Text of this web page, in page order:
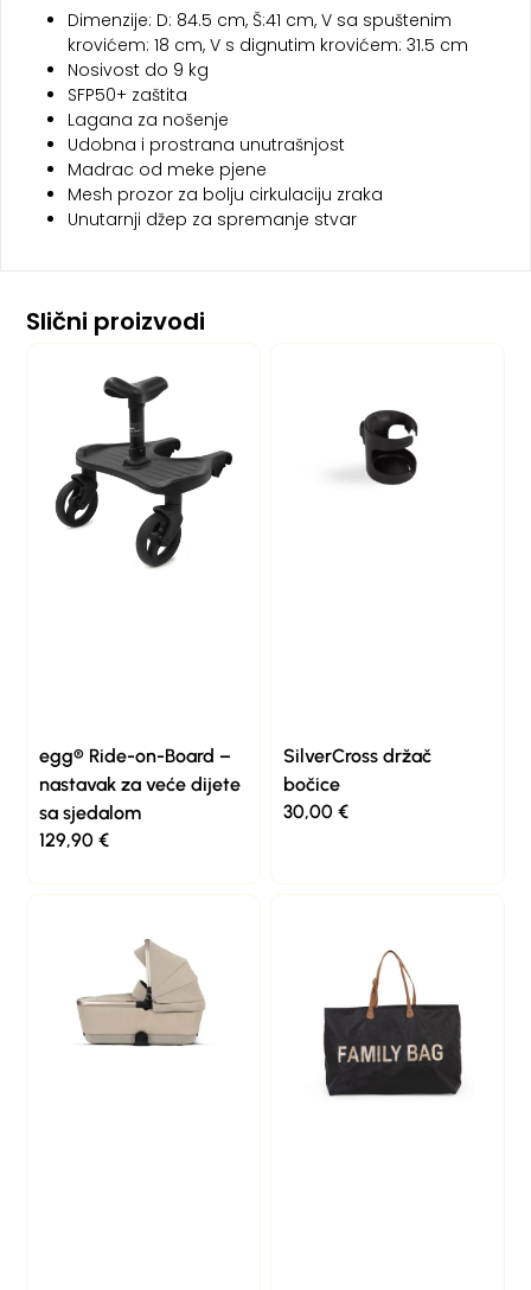
Dimenzije: D: 84.5 cm, Š:41 cm, V sa spuštenim
krovićem: 18 cm, V s dignutim krovićem: 31.5 cm
Nosivost do 9 kg
SFP50+ zaštita
Lagana za nošenje
Udobna i prostrana unutrašnjost
Madrac od meke pjene
Mesh prozor za bolju cirkulaciju zraka
Unutarnji džep za spremanje stvar
Slični proizvodi
egg® Ride-on-Board –
nastavak za veće dijete
sa sjedalom
129,90€
SilverCross držač
bočice
30,00 €